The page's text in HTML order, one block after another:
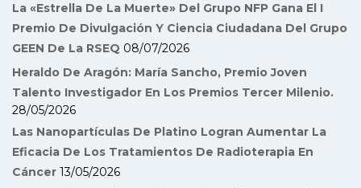
La «Estrella De La Muerte» Del Grupo NFP Gana El I
Premio De Divulgación Y Ciencia Ciudadana Del Grupo
GEEN De La RSEQ 08/07/2026
Heraldo De Aragón: María Sancho, Premio Joven
Talento Investigador En Los Premios Tercer Milenio.
28/05/2026
Las Nanopartículas De Platino Logran Aumentar La
Eficacia De Los Tratamientos De Radioterapia En
Cáncer 13/05/2026